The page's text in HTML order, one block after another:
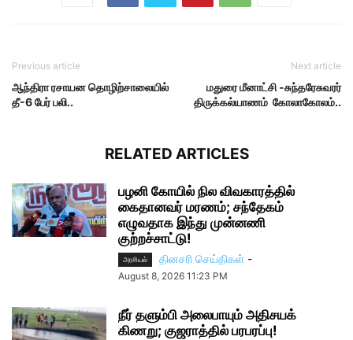
Previous article
ஆந்திரா ரசாயன தொழிற்சாலையில்
தீ-6 பேர் பலி..
Next article
மதுரை மீனாட்சி -சுந்தரேசுவரர்
திருக்கல்யாணம் கோலாகோலம்..
RELATED ARTICLES
பழனி கோயில் நில விவகாரத்தில்
கைதானவர் மரணம்; சந்தேகம்
எழுவதாக இந்து முன்னணி
குற்றச்சாட்டு!
அரசியல் தினசரி செய்திகள் -
August 8, 2026 11:23 PM
நீர் தளும்பி அலைபாயும் அதிசயக்
கிணறு; குஜராத்தில் பரபரப்பு!